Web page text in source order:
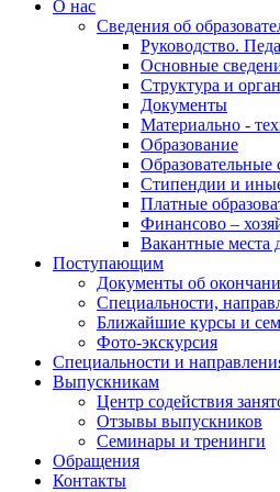
О нас
Сведения об
Руководство.
Основные
Структура и
Документы
Материально -
Образование
Образовательные
Стипендии и
Платные
Финансово –
Вакантные места
Поступающим
Документы об
Специальности,
Ближайшие курсы и
Фото-экскурсия
Специальности и
Выпускникам
Центр содействия
Отзывы выпускников
Семинары и тренинги
Обращения
Контакты